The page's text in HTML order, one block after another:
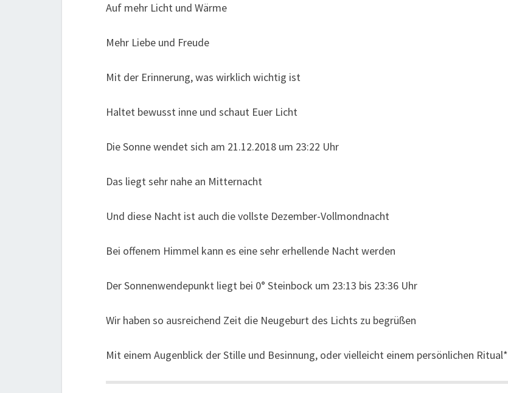
Auf mehr Licht und Wärme
Mehr Liebe und Freude
Mit der Erinnerung, was wirklich wichtig ist
Haltet bewusst inne und schaut Euer Licht
Die Sonne wendet sich am 21.12.2018 um 23:22 Uhr
Das liegt sehr nahe an Mitternacht
Und diese Nacht ist auch die vollste Dezember-Vollmondnacht
Bei offenem Himmel kann es eine sehr erhellende Nacht werden
Der Sonnenwendepunkt liegt bei 0° Steinbock um 23:13 bis 23:36 Uhr
Wir haben so ausreichend Zeit die Neugeburt des Lichts zu begrüßen
Mit einem Augenblick der Stille und Besinnung, oder vielleicht einem persönlichen Ritual*